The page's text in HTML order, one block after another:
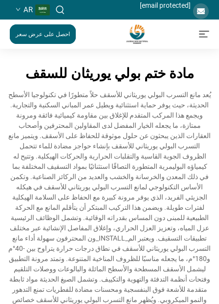
[email protected]
AR
احصل على عرض سعر
مادة ختم بولي يوريثان للسقف
يُعد مانع التسرب البولي يوريثاني للأسقف حلاً متطورًا في تكنولوجيا الأسطح
الحديثة، حيث يوفر حماية استثنائية ويطيل عمر المباني السكنية والتجارية.
ويجمع هذا المركب المتقدم للإغلاق بين مقاومة كيميائية فائقة ومرونة
ممتازة، ما يجعله الخيار المفضل لدى المقاولين المحترفين وأصحاب
العقارات الذين يبحثون عن حلول موثوقة للحفاظ على الأسقف. ويتميز مانع
التسرب البولي يوريثاني للأسقف بإنشاء حواجز مضادة للماء تتحمل
الظروف الجوية القاسية والتقلبات الحرارية والحركات الهيكلية. وتتيح له
كيمياؤه البوليمرية المتطورة التصاقًا استثنائيًا بمواد التسقيف المختلفة بما
في ذلك المعدن والخرسانة والخشب والعديد من الركائز الصناعية. وتكمن
الأساس التكنولوجي لمانع التسرب البولي يوريثاني للأسقف في هيكله
الجزيئي الفريد، الذي يوفر مرونة كبيرة مع الحفاظ على السلامة الهيكلية
لفترات طويلة. ويضمن هذا التركيب المبتكر أن يتأقلم المانع مع الحركة
الطبيعية للمبنى دون المساس بقدراته الوقائية. وتشمل الوظائف الرئيسية
عزل المياه، وتعزيز العزل الحراري، وإغلاق المفاصل الإنشائية عبر مختلف
تطبيقات التسقيف. ويعتبر الم_INSTALL_ون المحترفون سهولة أداء مانع
التسرب البولي يوريثاني للأسقف في نطاق درجات حرارة يتراوح بين -40°م
و180°م، ما يجعله مناسبًا للظروف المناخية المتنوعة. وتمتد مرونة التطبيق
ليشمل الأسقف المسطحة والأسطح المائلة والبالوعات ووصلات التلقيم
وفتحات أنظمة التدفئة والتهوية والتكييف. وتشمل الصيغ الحديثة مواد ثابطة
متقدمة للأشعة فوق البنفسجية ومحسنات مضادة للفطريات تمنع التدهور
والنمو الميكروبي. ويُظهر مانع التسرب البولي يوريثاني للأسقف خصائص